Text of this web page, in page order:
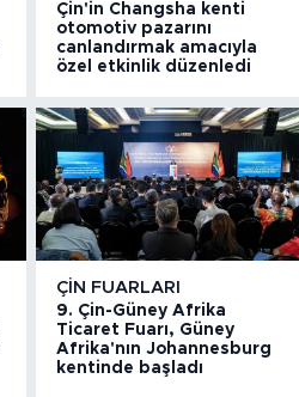
Çin'in Changsha kenti
otomotiv pazarını
canlandırmak amacıyla
özel etkinlik düzenledi
ÇIN FUARLARI
9. Çin-Güney Afrika
Ticaret Fuarı, Güney
Afrika'nın Johannesburg
kentinde başladı